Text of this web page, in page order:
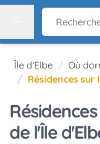
Rechercher
Île d'Elbe Où
Résidences sur
de l'Île